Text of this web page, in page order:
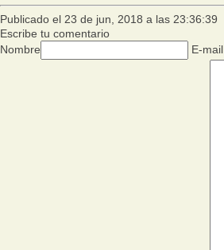
Publicado el 23 de jun, 2018 a las 23:36:39
Escribe tu comentario
Nombre
E-mail